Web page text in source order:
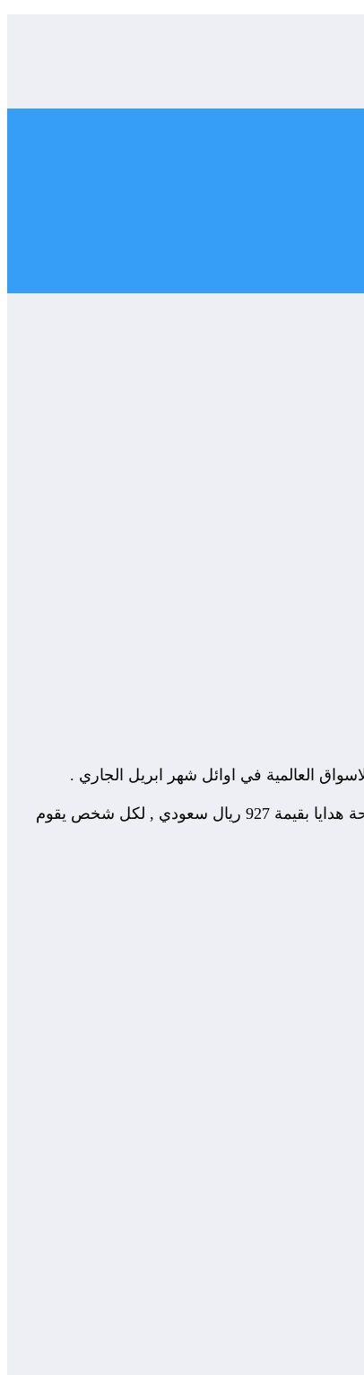
مكتبة جرير سارعت خلال اليومين الماضيين بتقديم عرض فاخير للحجز المسبق على هاتف ال جي جي 6 , حيث قامت الشركة باتاحة هدايا بقيمة 927 ريال سعودي , لكل شخص يقوم